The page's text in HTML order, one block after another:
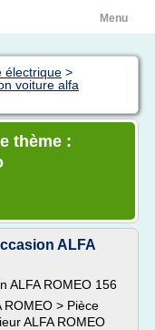
Menu
électrique >
voiture alfa
thème :
ALFA
ALFA ROMEO 156
ROMEO > Pièce
ALFA ROMEO